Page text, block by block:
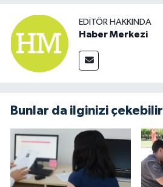
EDITÖR HAKKINDA
Haber Merkezi
Bunlar da ilginizi çekebilir